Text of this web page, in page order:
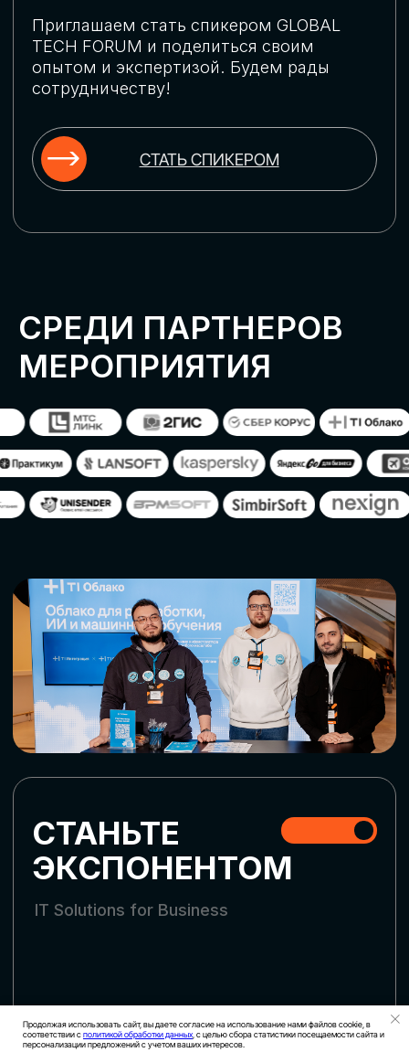
Продолжая использовать сайт, вы даете согласие на использование нами файлов cookie, в
соответствии сполитикой обработки данных , с целью сбора статистики посещаемости сайта и
персонализации предложений с учетом ваших интересов.
ОСТАВИТЬ
ЗАЯВКУ
СТАТЬ ПАРТНЕРОМ
СКАЧАТЬ ПРОГРАММУ
СТАТЬ СПИКЕРОМ
Оставьте заявку, наши менеджеры
СТАТЬ УЧАСТНИКОМ